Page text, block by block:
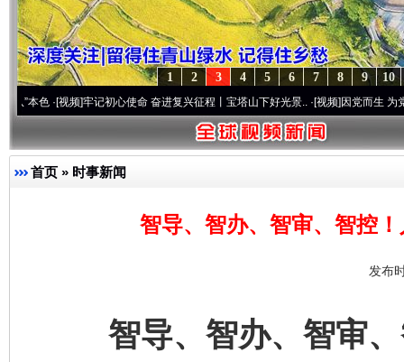
10
9
8
7
6
5
4
3
2
1
频]牢记初心使命 奋进复兴征程丨宝塔山下好光景..·[视频]因党而生 为党而战——百
首页 » 时事新闻
智导、智办、智审、智控
发布
智导、智办、智审、